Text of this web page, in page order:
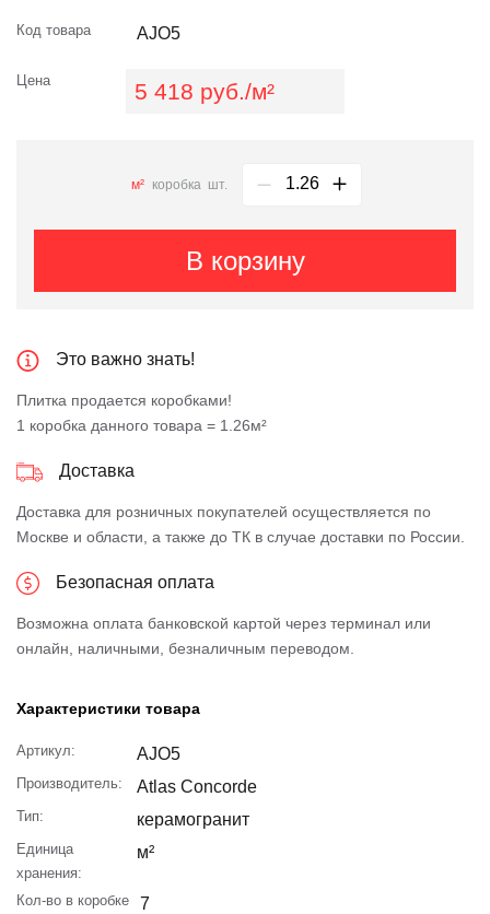
Код товара AJO5
Цена 5 418 руб./м²
м² коробка шт.
В корзину
Это важно знать!
Плитка продается коробками!
1 коробка данного товара = 1.26м²
Доставка
Доставка для розничных покупателей осуществляется по
Москве и области, а также до ТК в случае доставки по России.
Безопасная оплата
Возможна оплата банковской картой через терминал или
онлайн, наличными, безналичным переводом.
Характеристики товара
Артикул: AJO5
Производитель: Atlas Concorde
Тип: керамогранит
Единица
хранения:
м²
Кол-во в коробке
7